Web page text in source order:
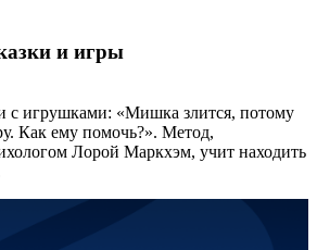
и игры
с игрушками: «Мишка злится, потому
Как ему помочь?». Метод,
Лорой Маркхэм, учит находить